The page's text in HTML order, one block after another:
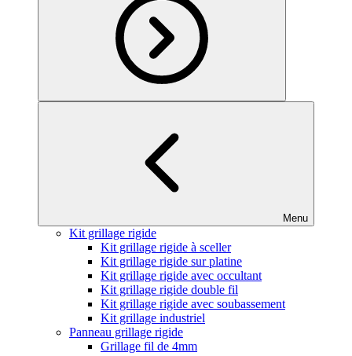
Menu
Kit grillage rigide
Kit grillage rigide à sceller
Kit grillage rigide sur platine
Kit grillage rigide avec occultant
Kit grillage rigide double fil
Kit grillage rigide avec soubassement
Kit grillage industriel
Panneau grillage rigide
Grillage fil de 4mm